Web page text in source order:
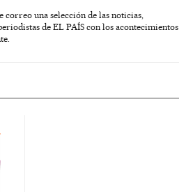
correo una selección de las noticias,
de EL PAÍS con los acontecimientos